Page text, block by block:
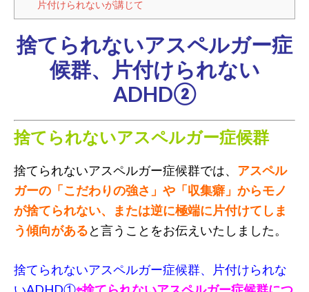
片付けられないが講じて
捨てられないアスペルガー症
候群、片付けられない
ADHD②
捨てられないアスペルガー症候群
捨てられないアスペルガー症候群では、 アスペル
ガーの「こだわりの強さ」や「収集癖」からモノ
が捨てられない、または逆に極端に片付けてしま
う傾向があると言うことをお伝えいたしました。
捨てられないアスペルガー症候群、片付けられな
いADHD①⇦捨てられないアスペルガー症候群につ